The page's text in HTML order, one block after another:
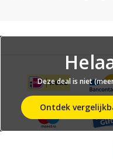
Deze deal is niet
Ontdek